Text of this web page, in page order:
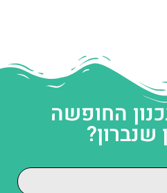
החופשה
שנברון?